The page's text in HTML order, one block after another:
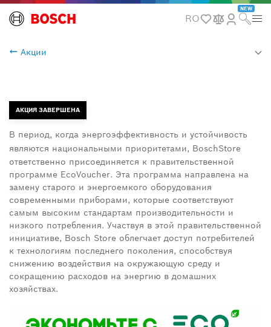
RO
NEW
Акции
АКЦИЯ ЗАВЕРШЕНА
В период, когда энергоэффективность и устойчивость
являются национальными приоритетами, BoschStore
ответственно присоединяется к правительственной
программе EcoVoucher. Эта программа направлена на
замену старого и энергоемкого оборудования
современными приборами, которые соответствуют
самым высоким стандартам производительности и
низкого потребления. Участвуя в этой правительственной
инициативе, Bosch Store облегчает доступ потребителей
к технологиям последнего поколения, способствуя
снижению воздействия на окружающую среду и
сокращению расходов на энергию в домашних
хозяйствах.